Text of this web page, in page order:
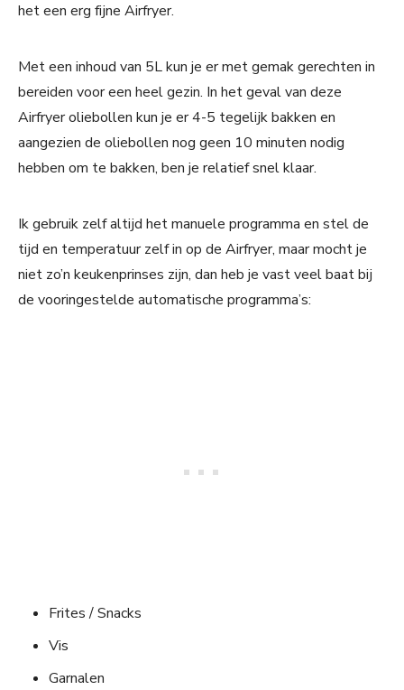
het een erg fijne Airfryer.
Met een inhoud van 5L kun je er met gemak gerechten in
bereiden voor een heel gezin. In het geval van deze
Airfryer oliebollen kun je er 4-5 tegelijk bakken en
aangezien de oliebollen nog geen 10 minuten nodig
hebben om te bakken, ben je relatief snel klaar.
Ik gebruik zelf altijd het manuele programma en stel de
tijd en temperatuur zelf in op de Airfryer, maar mocht je
niet zo’n keukenprinses zijn, dan heb je vast veel baat bij
de vooringestelde automatische programma’s:
Frites / Snacks
Vis
Garnalen